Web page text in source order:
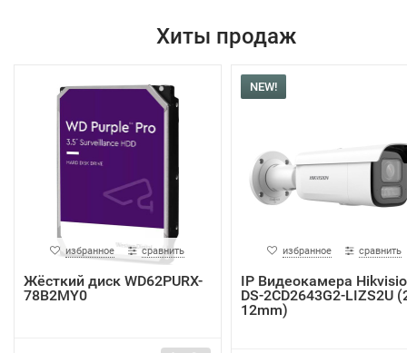
Хиты продаж
избранное сравнить
Жёсткий диск WD62PURX-
78B2MY0
NEW!
избранное сравнить
IP Видеокамера
DS-2CD2643G2-LIZS2U
12mm)